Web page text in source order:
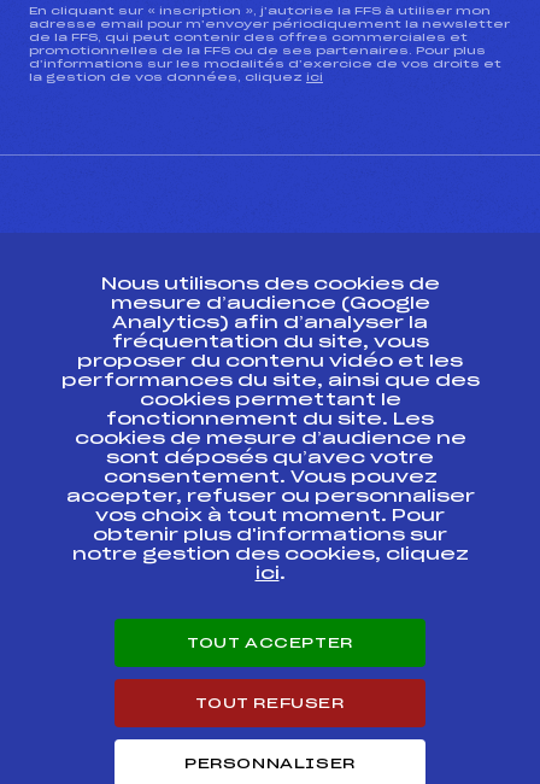
En cliquant sur « inscription », j’autorise la FFS à utiliser mon
adresse email pour m’envoyer périodiquement la newsletter
de la FFS, qui peut contenir des offres commerciales et
promotionnelles de la FFS ou de ses partenaires. Pour plus
d’informations sur les modalités d’exercice de vos droits et
la gestion de vos données, cliquez ici
Ressources
Pass’Neige
Projet sportif fédéral
Projet de performance fédéral
Antidopage
Pôle Développement, Formation, Suivi
Scientifique
Listes ministérielles
Pôle vie de l’athlète
Enseignement professionnel
Carrières
Nous utilisons des cookies de
mesure d’audience (Google
Analytics) afin d’analyser la
fréquentation du site, vous
proposer du contenu vidéo et les
performances du site, ainsi que des
cookies permettant le
fonctionnement du site. Les
cookies de mesure d’audience ne
sont déposés qu’avec votre
consentement. Vous pouvez
accepter, refuser ou personnaliser
vos choix à tout moment. Pour
obtenir plus d'informations sur
notre gestion des cookies, cliquez
ici.
TOUT ACCEPTER
TOUT REFUSER
PERSONNALISER